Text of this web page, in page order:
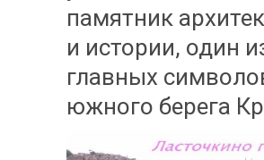
памятник
и истории, один
главных
южного берега